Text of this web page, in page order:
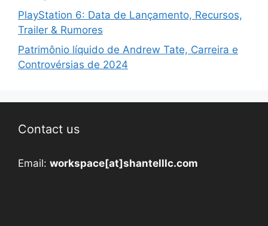
PlayStation 6: Data de Lançamento, Recursos,
Trailer & Rumores
Patrimônio líquido de Andrew Tate, Carreira e
Controvérsias de 2024
Contact us
Email: workspace[at]shantelllc.com